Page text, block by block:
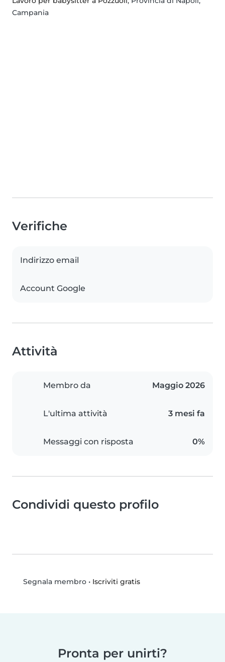
Campania
Verifiche
Indirizzo email
Account Google
Attività
Membro da Maggio 2026
L'ultima attività 3 mesi fa
Messaggi con risposta 0%
Condividi questo profilo
Segnala membro• Iscriviti gratis
Pronta per unirti?